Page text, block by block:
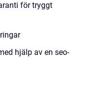
för tryggt
hjälp av en seo-